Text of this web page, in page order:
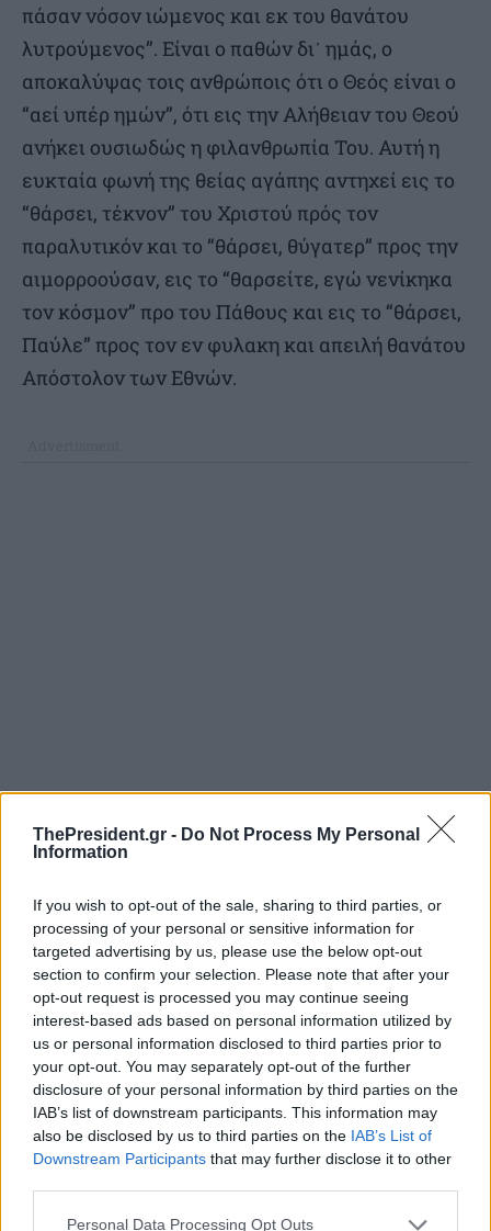
ThePresident.gr - Do Not Process My Personal
Information
If you wish to opt-out of the sale, sharing to third parties, or
processing of your personal or sensitive information for
targeted advertising by us, please use the below opt-out
section to confirm your selection. Please note that after your
opt-out request is processed you may continue seeing
interest-based ads based on personal information utilized by
us or personal information disclosed to third parties prior to
your opt-out. You may separately opt-out of the further
disclosure of your personal information by third parties on the
IAB’s list of downstream participants. This information may
also be disclosed by us to third parties on the IAB’s List of
Downstream Participants that may further disclose it to other
Personal Data Processing Opt Outs
πάσαν νόσον ιώμενος και εκ του θανάτου
λυτρούμενος”. Είναι ο παθών δι᾿ ημάς, ο
αποκαλύψας τοις ανθρώποις ότι ο Θεός είναι ο
“αεί υπέρ ημών”, ότι εις την Αλήθειαν του Θεού
ανήκει ουσιωδώς η φιλανθρωπία Του. Αυτή η
ευκταία φωνή της θείας αγάπης αντηχεί εις το
“θάρσει, τέκνον” του Χριστού πρός τον
παραλυτικόν και το “θάρσει, θύγατερ” προς την
αιμορροούσαν, εις το “θαρσείτε, εγώ νενίκηκα
τον κόσμον” προ του Πάθους και εις το “θάρσει,
Παύλε” προς τον εν φυλακη και απειλή θανάτου
Απόστολον των Εθνών.
Η σοβούσα πανδημία του νέου κορωνοϊού
απέδειξε πόσον εύθραυστος είναι ο άνθρωπος,